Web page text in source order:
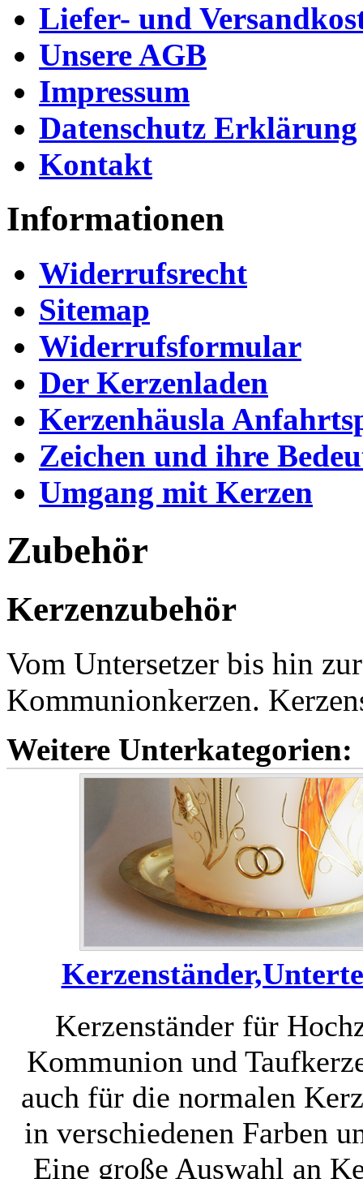
Liefer- und
Unsere AGB
Impressum
Datenschutz Erklärung
Kontakt
Informationen
Widerrufsrecht
Sitemap
Widerrufsformular
Der Kerzenladen
Kerzenhäusla
Zeichen und ihre
Umgang mit Kerzen
Zubehör
Kerzenzubehör
Vom Untersetzer bis hin
Kommunionkerzen.
Weitere Unterkategorien:
Kerzenständer für
Kommunion und
auch für die normalen
in verschiedenen Farben
Eine große Auswahl an